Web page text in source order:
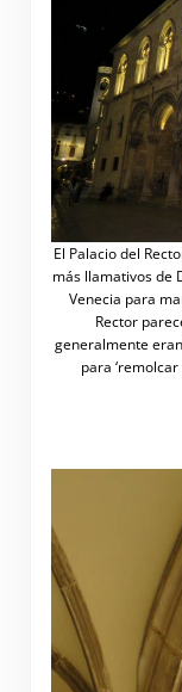
El Palacio del
más llamativos de
Venecia para
Rector
generalmente
para